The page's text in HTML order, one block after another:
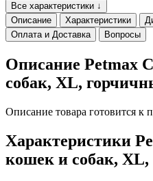
Все характеристики ↓
Описание
Характеристики
Оплата и Доставка
Вопросы
Описание Petmax
собак, XL,
Описание товара готовится к
Характеристики
кошек и собак,